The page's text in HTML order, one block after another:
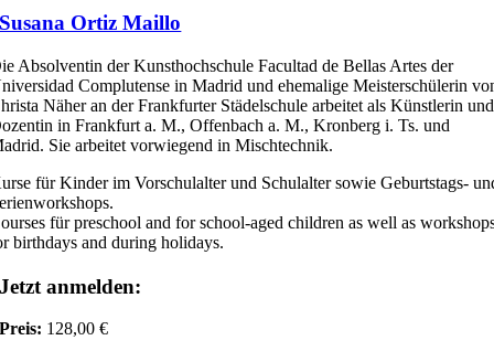
Susana Ortiz Maillo
Absolventin der Kunsthochschule Facultad de Bellas Artes der
Complutense in Madrid und ehemalige Meisterschülerin
Näher an der Frankfurter Städelschule arbeitet als Künstlerin und
in Frankfurt a. M., Offenbach a. M., Kronberg i. Ts. und
Sie arbeitet vorwiegend in Mischtechnik.
für Kinder im Vorschulalter und Schulalter sowie Geburtstags-
für preschool and for school-aged children as well as
birthdays and during holidays.
Jetzt anmelden:
Preis: 128,00 €